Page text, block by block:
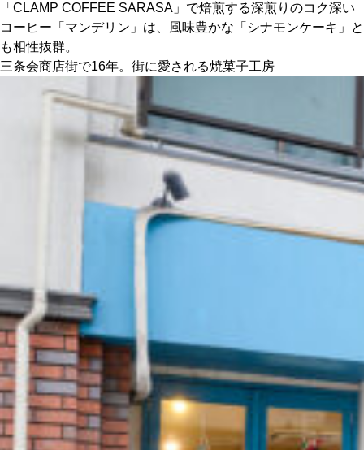
「CLAMP COFFEE SARASA」で焙煎する深煎りのコク深い
コーヒー「マンデリン」は、風味豊かな「シナモンケーキ」と
も相性抜群。
三条会商店街で16年。街に愛される焼菓子工房